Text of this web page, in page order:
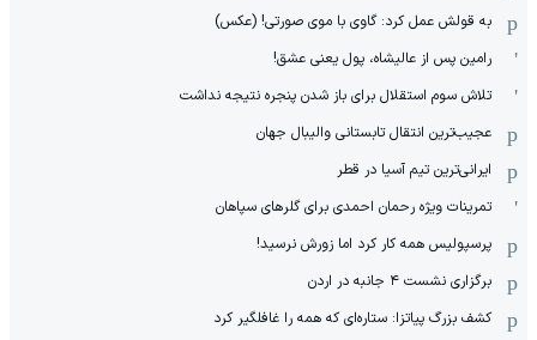
به قولش عمل کرد: گاوی با موی صورتی! (عکس)
رامین پس از عالیشاه، پول یعنی عشق!
تلاش سوم استقلال برای باز شدن پنجره نتیجه نداشت
عجیب‌ترین انتقال تابستانی والیبال جهان
ایرانی‌ترین تیم آسیا در قطر
تمرینات ویژه رحمان احمدی برای گلرهای سپاهان
پرسپولیس همه کار کرد اما زورش نرسید!
برگزاری نشست ۴ جانبه در اردن
کشف بزرگ پیاتزا: ستاره‌ای که همه را غافلگیر کرد